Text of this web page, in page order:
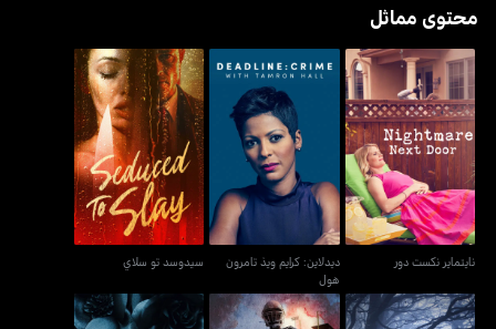
محتوى مماثل
نايتماير نكست دور
نايتماير نكست دور
ديدلاين: كرايم ويذ تامرون
هول
ديدلاين: كرايم ويذ تامرون
هول
سيدوسد تو سلاي
سيدوسد تو سلاي